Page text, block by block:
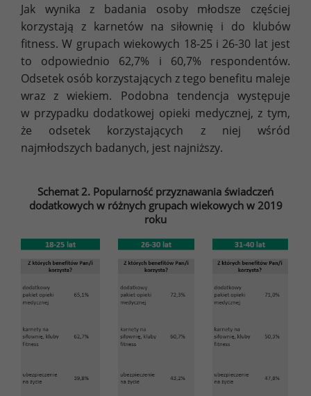
Jak wynika z badania osoby młodsze częściej
korzystają z karnetów na siłownię i do klubów
fitness. W grupach wiekowych 18-25 i 26-30 lat jest
to odpowiednio 62,7% i 60,7% respondentów.
Odsetek osób korzystających z tego benefitu maleje
wraz z wiekiem. Podobna tendencja występuje
w przypadku dodatkowej opieki medycznej, z tym,
że odsetek korzystających z niej wśród
najmłodszych badanych, jest najniższy.
Schemat 2. Popularność przyznawania świadczeń
dodatkowych w różnych grupach wiekowych w 2019
roku